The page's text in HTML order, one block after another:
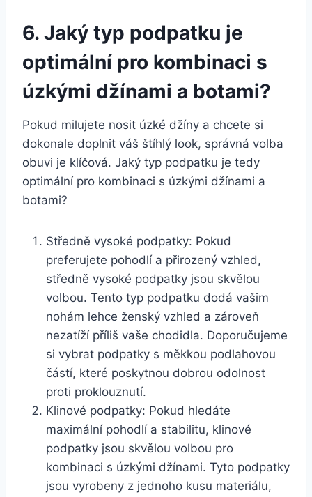
6.⁤ Jaký typ podpatku je
optimální pro kombinaci s
úzkými džínami a botami?
Pokud ⁤milujete nosit úzké džíny a chcete si
dokonale doplnit váš štíhlý look, správná volba
obuvi je klíčová.⁣ Jaký typ ⁢podpatku je tedy
optimální pro kombinaci s úzkými džínami a
botami?
Středně vysoké podpatky: Pokud
preferujete pohodlí a​ přirozený vzhled,
středně vysoké podpatky jsou skvělou
volbou. Tento typ⁤ podpatku dodá vašim
nohám lehce ženský vzhled a zároveň
nezatíží příliš vaše chodidla.‌ Doporučujeme
si vybrat podpatky s ​měkkou podlahovou⁤
částí, které poskytnou dobrou odolnost
proti ⁣proklouznutí.
Klinové podpatky: Pokud hledáte
maximální pohodlí a stabilitu, ⁤klinové
podpatky jsou skvělou volbou pro ​
kombinaci s úzkými džínami. ​Tyto podpatky
jsou vyrobeny z jednoho‍ kusu‍ materiálu,